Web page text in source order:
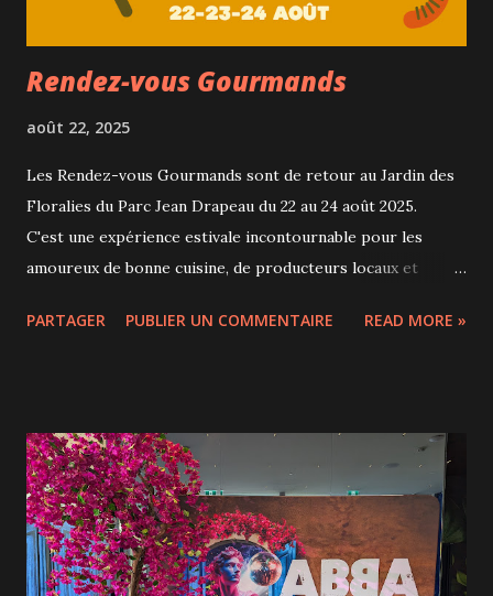
l'événement se déroule et la magie...
Rendez-vous Gourmands
août 22, 2025
Les Rendez-vous Gourmands sont de retour au Jardin des
Floralies du Parc Jean Drapeau du 22 au 24 août 2025.
C'est une expérience estivale incontournable pour les
amoureux de bonne cuisine, de producteurs locaux et
cœur de Montréal, Mosaïcultures en prime. Cet événement
programme, dégustations de produits locaux, ateliers
culinaires, démonstrations avec des chefs, scène musicale,
animations déambulatoires. Un Passeport gourmand
permet de découvrir 7 plats signatures (petites portions)
créés par les chefs, sinon il est possible d'acheter les plats
PARTAGER PUBLIER UN COMMENTAIRE READ MORE »